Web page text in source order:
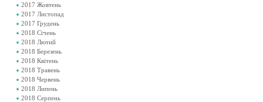
2017 Жовтень
2017 Листопад
2017 Грудень
2018 Січень
2018 Лютий
2018 Березень
2018 Квітень
2018 Травень
2018 Червень
2018 Липень
2018 Серпень